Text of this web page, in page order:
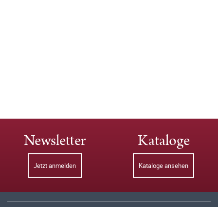
Newsletter
Jetzt anmelden
Kataloge
Kataloge ansehen